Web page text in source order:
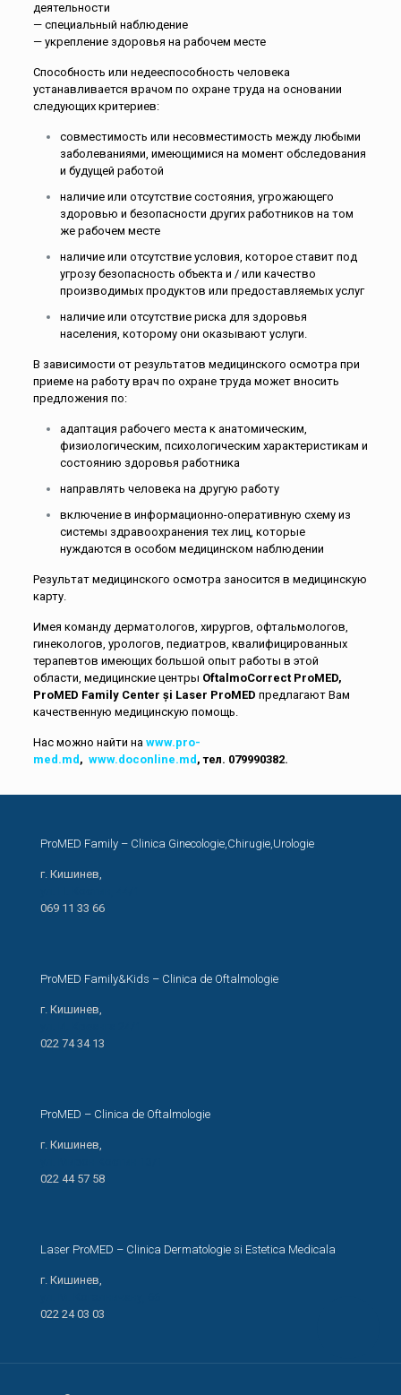
деятельности
— специальный наблюдение
— укрепление здоровья на рабочем месте
Способность или недееспособность человека
устанавливается врачом по охране труда на основании
следующих критериев:
совместимость или несовместимость между любыми
заболеваниями, имеющимися на момент обследования
и будущей работой
наличие или отсутствие состояния, угрожающего
здоровью и безопасности других работников на том
же рабочем месте
наличие или отсутствие условия, которое ставит под
угрозу безопасность объекта и / или качество
производимых продуктов или предоставляемых услуг
наличие или отсутствие риска для здоровья
населения, которому они оказывают услуги.
В зависимости от результатов медицинского осмотра при
приеме на работу врач по охране труда может вносить
предложения по:
адаптация рабочего места к анатомическим,
физиологическим, психологическим характеристикам и
состоянию здоровья работника
направлять человека на другую работу
включение в информационно-оперативную схему из
системы здравоохранения тех лиц, которые
нуждаются в особом медицинском наблюдении
Результат медицинского осмотра заносится в медицинскую
карту.
Имея команду дерматологов, хирургов, офтальмологов,
гинекологов, урологов, педиатров, квалифицированных
терапевтов имеющих большой опыт работы в этой
области, медицинские центры OftalmoCorrect ProMED,
ProMED Family Center și Laser ProMED предлагают Вам
качественную медицинскую помощь.
Нас можно найти на www.pro-
med.md , www.doconline.md , тел. 079990382.
ProMED Family – Clinica Ginecologie,Chirugie,Urologie
г. Кишинев,
069 11 33 66
ProMED Family&Kids – Clinica de Oftalmologie
г. Кишинев,
022 74 34 13
ProMED – Clinica de Oftalmologie
г. Кишинев,
022 44 57 58
Laser ProMED – Clinica Dermatologie si Estetica Medicala
г. Кишинев,
022 24 03 03